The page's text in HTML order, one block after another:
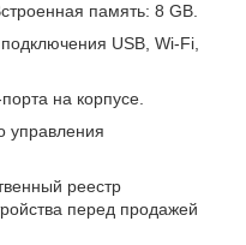
память: 8 GB.
USB, Wi-Fi,
на корпусе.
управления
реестр
перед продажей